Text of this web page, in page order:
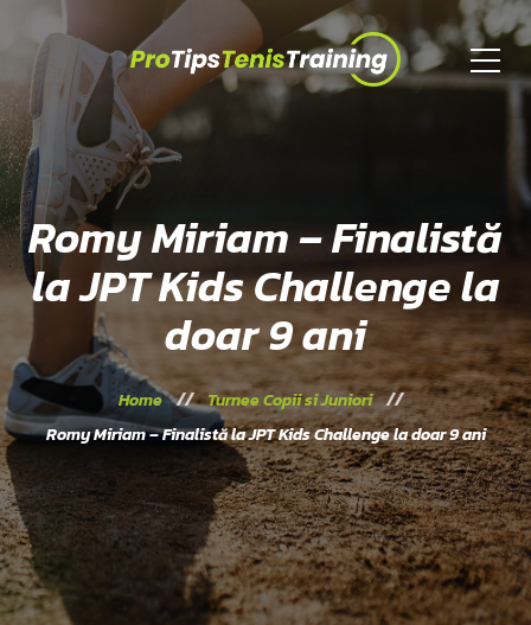
Romy Miriam – Finalistă
la JPT Kids Challenge la
doar 9 ani
Home
Turnee Copii si Juniori
Romy Miriam – Finalistă la JPT Kids Challenge la doar 9 ani